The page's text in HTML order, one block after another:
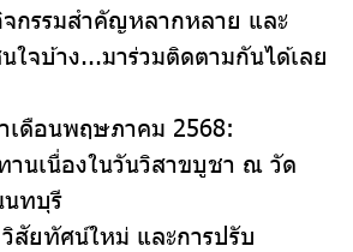
กรรมสำคัญหลากหลาย และ
ใจบ้าง...มาร่วมติดตามกันได้เลย
เดือนพฤษภาคม 2568:
านเนื่องในวันวิสาขบูชา ณ วัด
นทบุรี
สัยทัศน์ใหม่ และการปรับ